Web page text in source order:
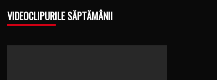
VIDEOCLIPURILE SĂPTĂMÂNII